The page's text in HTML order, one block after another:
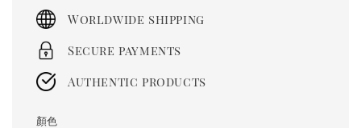
price
Worldwide shipping
Secure payments
Authentic products
顏色